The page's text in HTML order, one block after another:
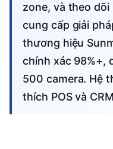
zone, và theo dõi
cung cấp giải
thương hiệu
chính xác 98%+,
500 camera. Hệ
thích POS và